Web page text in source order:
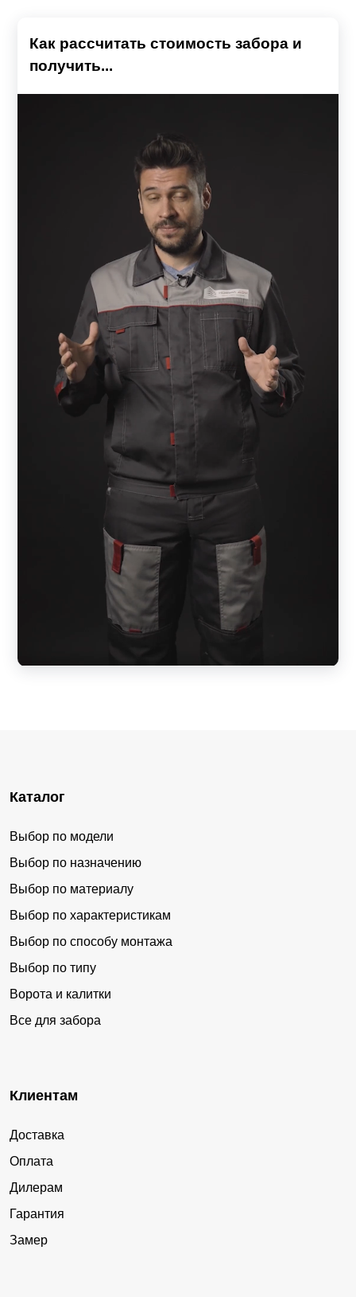
Как рассчитать стоимость забора и
получить...
Каталог
Выбор по модели
Выбор по назначению
Выбор по материалу
Выбор по характеристикам
Выбор по способу монтажа
Выбор по типу
Ворота и калитки
Все для забора
Клиентам
Доставка
Оплата
Дилерам
Гарантия
Замер